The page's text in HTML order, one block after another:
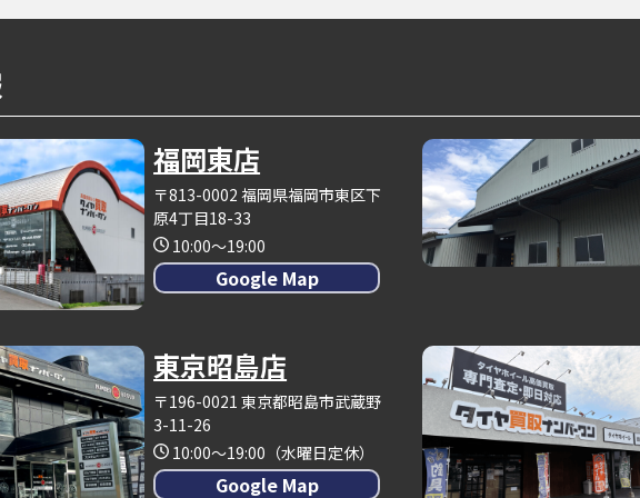
福岡東店
〒813-0002 福岡県福岡市東区下
原4丁目18-33
10:00～19:00
Google Map
東京昭島店
〒196-0021 東京都昭島市武蔵野
3-11-26
10:00～19:00（水曜日定休）
Google Map